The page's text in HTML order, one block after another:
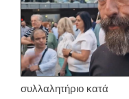
συλλαλητήριο κατά